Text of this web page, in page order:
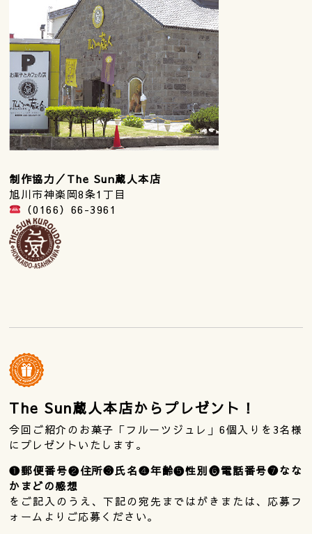
制作協力／The Sun蔵人本店
旭川市神楽岡8条1丁目
（0166）66-3961
The Sun蔵人本店からプレゼント！
今回ご紹介のお菓子「フルーツジュレ」6個入りを3名様
にプレゼントいたします。
❶郵便番号❷住所❸氏名❹年齢❺性別❻電話番号❼なな
かまどの感想
をご記入のうえ、下記の宛先まではがきまたは、応募フ
ォームよりご応募ください。